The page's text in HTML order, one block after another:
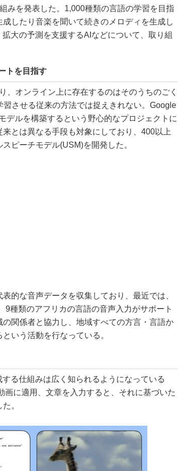
みを発表した。1,000種類の言語の学習を目指
したり音楽を聞いて続きのメロディを生成し
大の予測を支援するAIなどについて、取り組
トを目指す
、オンライン上に存在するのはそのうちのごく
させる従来の方法では捉えきれない。Google
デルを構築するという野心的なプロジェクトに
とは異なる手段も対象にしており、400以上
ピーチモデル(USM)を開発した。
的な音声データを収集しており、最近では、
9種類のアフリカの言語の音声入力がサポート
関係者と協力し、地域すべての方言・言語か
いう活動を行なっている。
る仕組みは広く知られるようになっている
画に適用、文章を入力すると、それに基づいた
。